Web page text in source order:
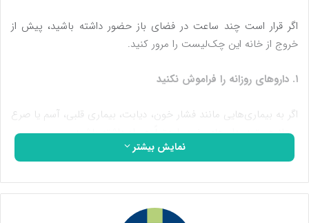
اگر قرار است چند ساعت در فضای باز حضور داشته باشید، پیش از
خروج از خانه این چک‌لیست را مرور کنید.
۱. داروهای روزانه را فراموش نکنید
اگر به بیماری‌هایی مانند فشار خون، دیابت، بیماری قلبی، آسم یا صرع
مبتلا هستید، داروهای خود را حتماً همراه داشته باشید.
چمدان یا وسیله‌ای که ممکن است به آن دسترسی نداشته باشید.
نمایش بیشتر